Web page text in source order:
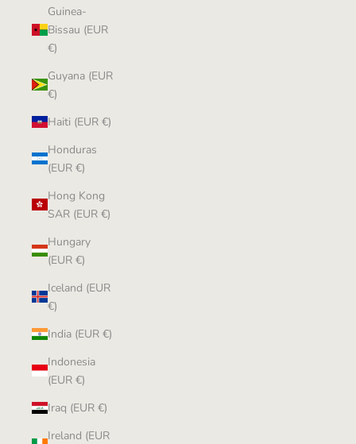
Guinea-
Bissau (EUR
€)
Guyana (EUR
€)
Haiti (EUR €)
Honduras
(EUR €)
Hong Kong
SAR (EUR €)
Hungary
(EUR €)
Iceland (EUR
€)
India (EUR €)
Indonesia
(EUR €)
Iraq (EUR €)
Ireland (EUR